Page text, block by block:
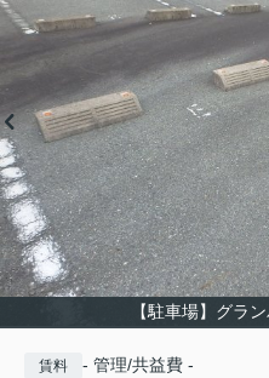
【駐車場】グラ
賃料 - 管理/共益費 -